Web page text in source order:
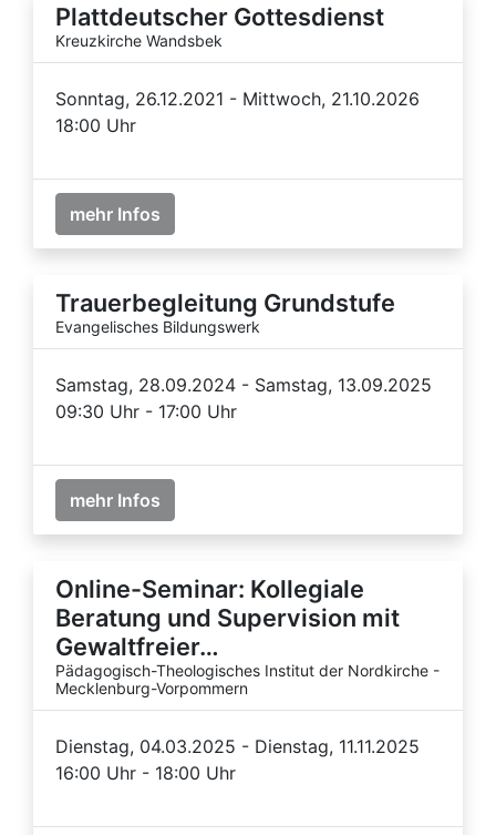
Plattdeutscher Gottesdienst
Kreuzkirche Wandsbek
Sonntag, 26.12.2021 - Mittwoch, 21.10.2026
18:00 Uhr
mehr Infos
Trauerbegleitung Grundstufe
Evangelisches Bildungswerk
Samstag, 28.09.2024 - Samstag, 13.09.2025
09:30 Uhr - 17:00 Uhr
mehr Infos
Online-Seminar: Kollegiale
Beratung und Supervision mit
Gewaltfreier…
Pädagogisch-Theologisches Institut der Nordkirche -
Mecklenburg-Vorpommern
Dienstag, 04.03.2025 - Dienstag, 11.11.2025
16:00 Uhr - 18:00 Uhr